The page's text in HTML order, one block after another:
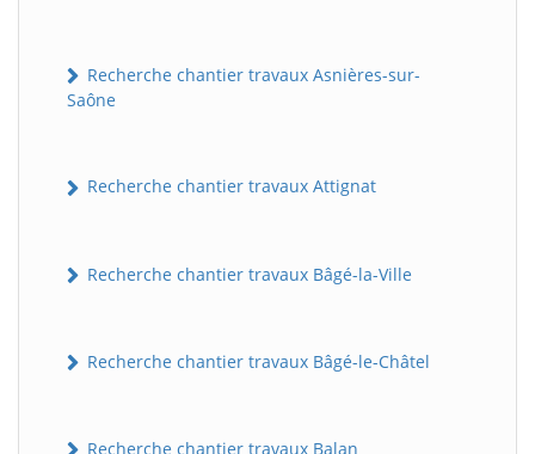
Recherche chantier travaux Asnières-sur-
Saône
Recherche chantier travaux Attignat
Recherche chantier travaux Bâgé-la-Ville
Recherche chantier travaux Bâgé-le-Châtel
Recherche chantier travaux Balan